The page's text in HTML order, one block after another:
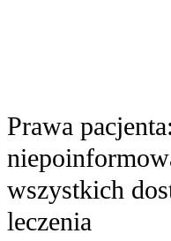
Prawa
wszystkich
leczenia